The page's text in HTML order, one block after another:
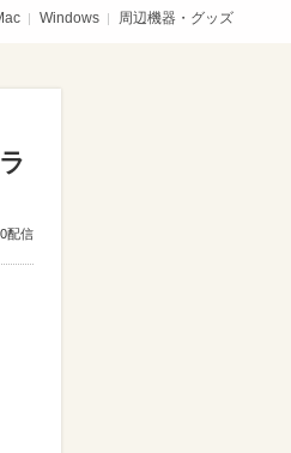
Windows 周辺機器・グッズ
配信